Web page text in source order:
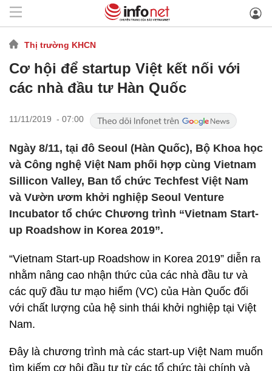
Thị trường KHCN
Cơ hội để startup Việt kết nối với
các nhà đầu tư Hàn Quốc
11/11/2019 - 07:00
Ngày 8/11, tại đô Seoul (Hàn Quốc), Bộ Khoa học
và Công nghệ Việt Nam phối hợp cùng Vietnam
Sillicon Valley, Ban tổ chức Techfest Việt Nam
và Vườn ươm khởi nghiệp Seoul Venture
Incubator tổ chức Chương trình “Vietnam Start-
up Roadshow in Korea 2019”.
“Vietnam Start-up Roadshow in Korea 2019” diễn ra
nhằm nâng cao nhận thức của các nhà đầu tư và
các quỹ đầu tư mạo hiểm (VC) của Hàn Quốc đối
với chất lượng của hệ sinh thái khởi nghiệp tại Việt
Nam.
Đây là chương trình mà các start-up Việt Nam muốn
tìm kiếm cơ hội đầu tư từ các tổ chức tài chính và